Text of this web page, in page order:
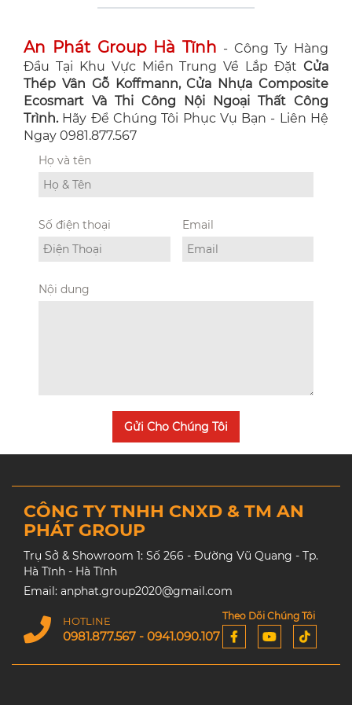
An Phát Group Hà Tĩnh - Công Ty Hàng
Đầu Tại Khu Vực Miền Trung Về Lắp Đặt Cửa
Thép Vân Gỗ Koffmann, Cửa Nhựa Composite
Ecosmart Và Thi Công Nội Ngoại Thất Công
Trình. Hãy Để Chúng Tôi Phục Vụ Bạn - Liên Hệ
Ngay 0981.877.567
Họ và tên
Số điện thoại Email
Nội dung
Gửi Cho Chúng Tôi
CÔNG TY TNHH CNXD & TM AN
PHÁT GROUP
Trụ Sở & Showroom 1: Số 266 - Đường Vũ Quang - Tp.
Hà Tĩnh - Hà Tĩnh
Email: anphat.group2020@gmail.com
HOTLINE
0981.877.567 - 0941.090.107
Theo Dõi Chúng Tôi